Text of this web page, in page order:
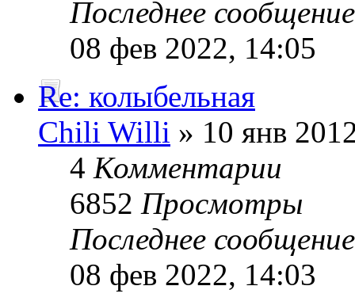
Последнее
08 фев 2022, 14:05
Re: колыбельная
Chili Willi » 10 янв
4 Комментарии
6852 Просмотры
Последнее
08 фев 2022, 14:03